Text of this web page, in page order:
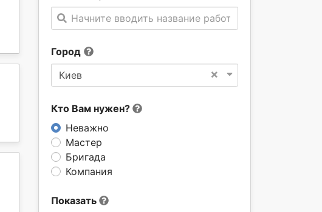
Начните вводить название работы
Город
×
Киев
Кто Вам нужен?
Неважно
Мастер
Бригада
Компания
Показать